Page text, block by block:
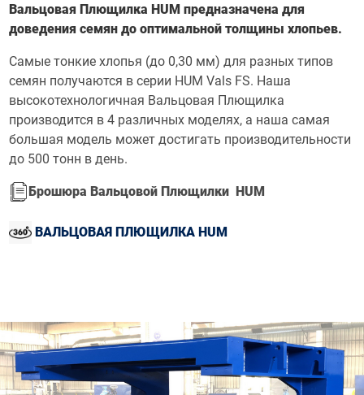
Вальцовая Плющилка HUM предназначена для
доведения семян до оптимальной толщины хлопьев.
Самые тонкие хлопья (до 0,30 мм) для разных типов
семян получаются в серии HUM Vals FS. Наша
высокотехнологичная Вальцовая Плющилка
производится в 4 различных моделях, а наша самая
большая модель может достигать производительности
до 500 тонн в день.
Брошюра Вальцовой Плющилки HUM
ВАЛЬЦОВАЯ ПЛЮЩИЛКА HUM